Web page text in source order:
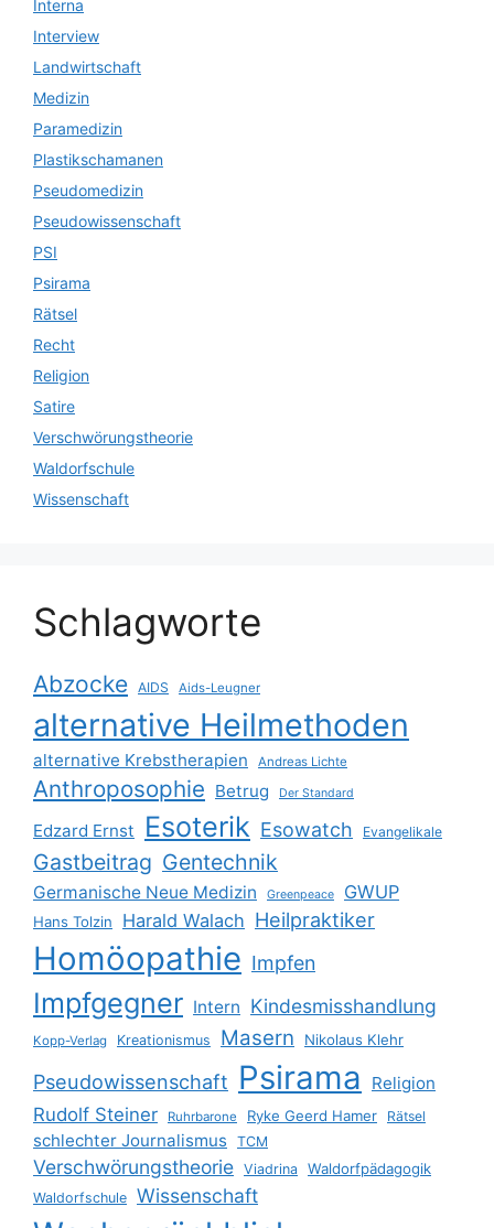
Interna
Interview
Landwirtschaft
Medizin
Paramedizin
Plastikschamanen
Pseudomedizin
Pseudowissenschaft
PSI
Psirama
Rätsel
Recht
Religion
Satire
Verschwörungstheorie
Waldorfschule
Wissenschaft
Schlagworte
Abzocke AIDS Aids-Leugner
alternative Heilmethoden
alternative Krebstherapien Andreas Lichte
Anthroposophie Betrug Der Standard
Edzard Ernst Esoterik Esowatch Evangelikale
Gastbeitrag Gentechnik
Germanische Neue Medizin Greenpeace GWUP
Hans Tolzin Harald Walach Heilpraktiker
Homöopathie Impfen
Impfgegner Intern Kindesmisshandlung
Kopp-Verlag Kreationismus Masern Nikolaus Klehr
Pseudowissenschaft Psirama Religion
Rudolf Steiner Ruhrbarone Ryke Geerd Hamer Rätsel
schlechter Journalismus TCM
Verschwörungstheorie Viadrina Waldorfpädagogik
Waldorfschule Wissenschaft